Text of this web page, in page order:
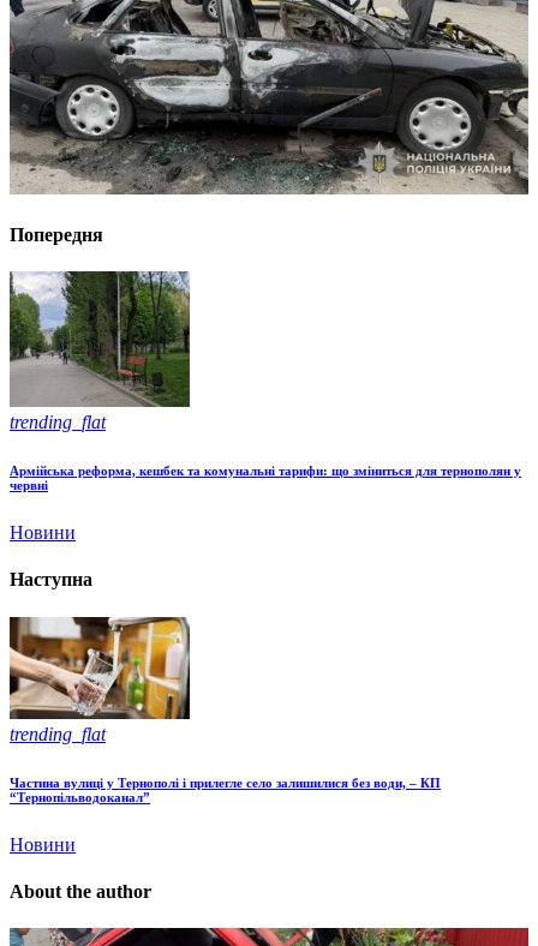
Попередня
trending_flat
Армійська реформа, кешбек та комунальні тарифи: що зміниться для тернополян у
червні
Новини
Наступна
trending_flat
Частина вулиці у Тернополі і прилегле село залишилися без води, – КП
“Тернопільводоканал”
Новини
About the author